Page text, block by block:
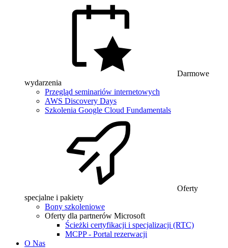
Darmowe
wydarzenia
Przegląd seminariów internetowych
AWS Discovery Days
Szkolenia Google Cloud Fundamentals
Oferty
specjalne i pakiety
Bony szkoleniowe
Oferty dla partnerów Microsoft
Ścieżki certyfikacji i specjalizacji (RTC)
MCPP - Portal rezerwacji
O Nas